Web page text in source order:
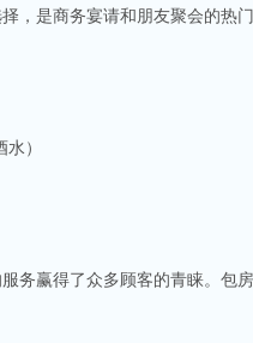
，是商务宴请和朋友聚会的热
）
务赢得了众多顾客的青睐。包